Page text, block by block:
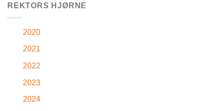
REKTORS HJØRNE
2020
2021
2022
2023
2024